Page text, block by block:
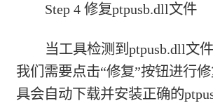
Step 4 修复ptpusb.dll文件
当工具检测到ptpusb.dll文
我们需要点击“修复”按钮进行
具会自动下载并安装正确的